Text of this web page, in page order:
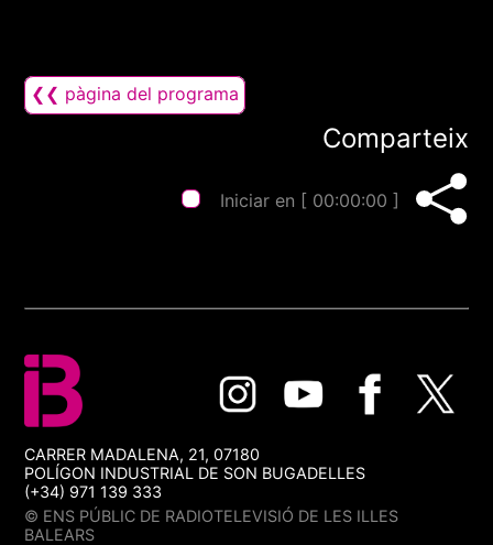
❮❮ pàgina del programa
Comparteix
Iniciar en [ 00:00:00 ]
CARRER MADALENA, 21, 07180
POLÍGON INDUSTRIAL DE SON BUGADELLES
(+34) 971 139 333
© ENS PÚBLIC DE RADIOTELEVISIÓ DE LES ILLES
BALEARS